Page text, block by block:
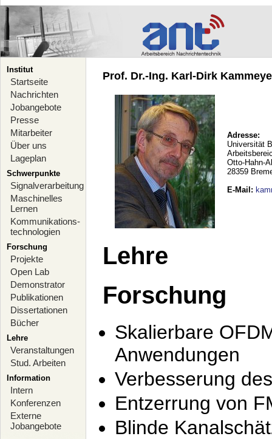
Institut
Startseite
Nachrichten
Jobangebote
Presse
Mitarbeiter
Über uns
Lageplan
Schwerpunkte
Signalverarbeitung
Maschinelles
Lernen
Kommunikations-
technologien
Forschung
Projekte
Open Lab
Demonstrator
Publikationen
Dissertationen
Bücher
Lehre
Veranstaltungen
Stud. Arbeiten
Information
Intern
Konferenzen
Externe
Jobangebote
Prof. Dr.-Ing. Karl-Dirk
Adresse:
Universität
Otto-Hahn-
28359
E-Mail :
Lehre
Forschung
Skalierbare
Anwendungen
Verbesserung
Entzerrung von
Blinde